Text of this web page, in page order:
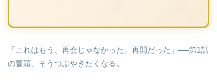
「これはもう、再会じゃなかった。再開だった」──第1話
の冒頭、そうつぶやきたくなる。